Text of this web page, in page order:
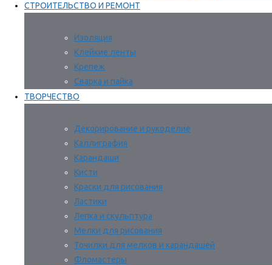
СТРОИТЕЛЬСТВО И РЕМОНТ
Изоляция
Клейкие ленты
Крепеж
Сварка и пайка
ТВОРЧЕСТВО
Декорирование и рукоделие
Каллиграфия
Карандаши
Кисти
Краски для рисования
Ластики
Лепка и скульптура
Мелки для рисования
Точилки для мелков и карандашей
Фломастеры